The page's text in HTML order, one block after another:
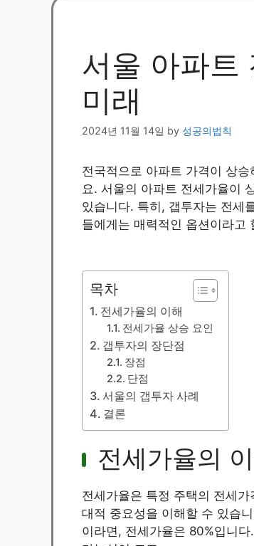
서울 아파트
미래
2024년 11월 14일 by 성공의법칙
전국적으로 아파트 가격이 상승
요. 서울의 아파트 전세가율이
있습니다. 특히, 갭투자는 전세
들에게는 매력적인 옵션이라고
목차
전세가율의 이해
전세가율 상승 요인
갭투자의 장단점
장점
단점
서울의 갭투자 사례
결론
전세가율의
전세가율은 특정 주택의 전세
대적 중요성을 이해할 수 있습
이라면, 전세가율은 80%입니